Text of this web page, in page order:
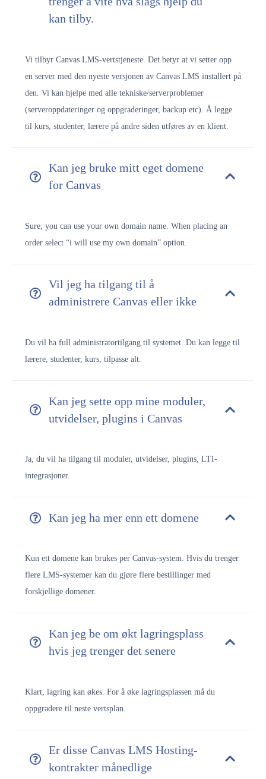
kan tilby.
Vi tilbyr Canvas LMS-vertstjeneste. Det betyr at vi setter opp
en server med den nyeste versjonen av Canvas LMS installert på
den. Vi kan hjelpe med alle tekniske/serverproblemer
(serveroppdateringer og oppgraderinger, backup etc). Å legge
til kurs, studenter, lærere på andre siden utføres av en klient.
Kan jeg bruke mitt eget domene
for Canvas
Sure, you can use your own domain name. When placing an
order select “i will use my own domain” option.
Vil jeg ha tilgang til å
administrere Canvas eller ikke
Du vil ha full administratortilgang til systemet. Du kan legge til
lærere, studenter, kurs, tilpasse alt.
Kan jeg sette opp mine moduler,
utvidelser, plugins i Canvas
Ja, du vil ha tilgang til moduler, utvidelser, plugins, LTI-
integrasjoner.
Kan jeg ha mer enn ett domene
Kun ett domene kan brukes per Canvas-system. Hvis du trenger
flere LMS-systemer kan du gjøre flere bestillinger med
forskjellige domener.
Kan jeg be om økt lagringsplass
hvis jeg trenger det senere
Klart, lagring kan økes. For å øke lagringsplassen må du
oppgradere til neste vertsplan.
Er disse Canvas LMS Hosting-
kontrakter månedlige